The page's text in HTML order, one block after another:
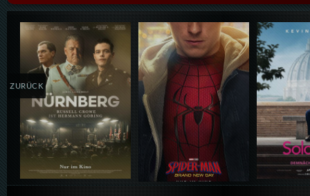
Details,Play Details,Play
ZURÜCK